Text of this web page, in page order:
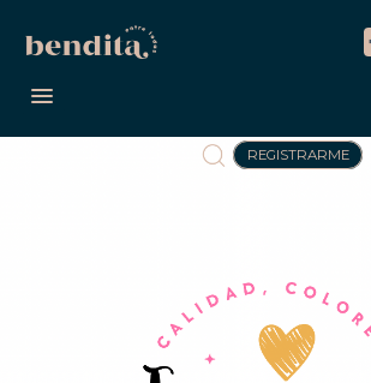
REGISTRARME